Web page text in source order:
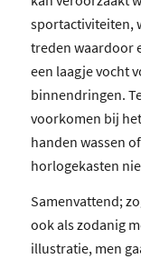
sportactiviteiten,
treden waardoor
een laagje vocht
binnendringen.
voorkomen bij het
handen wassen
horlogekasten
Samenvattend;
ook als zodanig
illustratie, men